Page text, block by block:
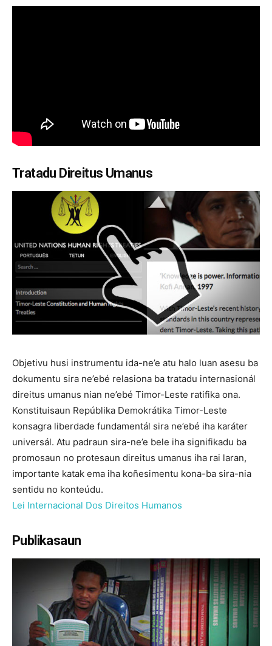
Tratadu Direitus Umanus
Objetivu husi instrumentu ida-ne’e atu halo luan asesu ba
dokumentu sira ne’ebé relasiona ba tratadu internasionál
direitus umanus nian ne’ebé Timor-Leste ratifika ona.
Konstituisaun Repúblika Demokrátika Timor-Leste
konsagra liberdade fundamentál sira ne’ebé iha karáter
universál. Atu padraun sira-ne’e bele iha signifikadu ba
promosaun no protesaun direitus umanus iha rai laran,
importante katak ema iha koñesimentu kona-ba sira-nia
sentidu no konteúdu.
Lei Internacional Dos Direitos Humanos
Publikasaun